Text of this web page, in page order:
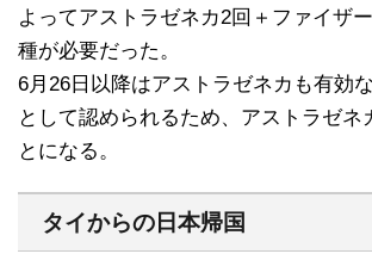
よってアストラゼネカ2回＋ファイザ
種が必要だった。
6月26日以降はアストラゼネカも有効
として認められるため、アストラゼネ
とになる。
タイからの日本帰国